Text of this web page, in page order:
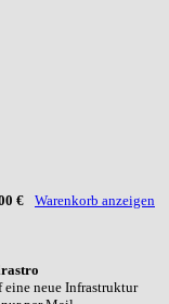
€ Warenkorb anzeigen
eine neue Infrastruktur